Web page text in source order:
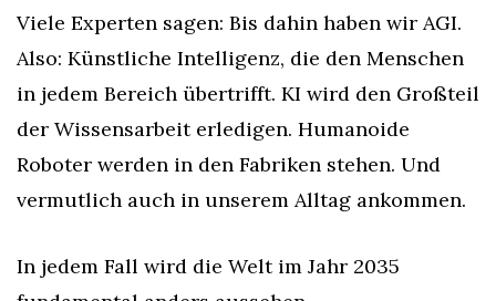
Viele Experten sagen: Bis dahin haben wir AGI.
Also: Künstliche Intelligenz, die den Menschen
in jedem Bereich übertrifft. KI wird den Großteil
der Wissensarbeit erledigen. Humanoide
Roboter werden in den Fabriken stehen. Und
vermutlich auch in unserem Alltag ankommen.
In jedem Fall wird die Welt im Jahr 2035